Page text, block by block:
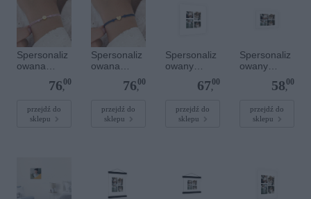
Spersonaliz
owana
bransoletka
sznurkowa -
Złote kółko
76,
00
przejdź do
sklepu
Spersonaliz
owana
bransoletka
sznurkowa -
Złote serce
76,
00
przejdź do
sklepu
Spersonaliz
owany
plakat - 40 x
67,
00
przejdź do
sklepu
Spersonaliz
owany
plakat - 30 x
58,
00
przejdź do
sklepu